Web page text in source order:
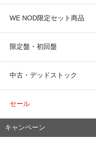
WE NOD限定セット商品
限定盤・初回盤
中古・デッドストック
セール
キャンペーン